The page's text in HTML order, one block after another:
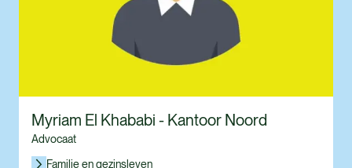
Myriam El Khababi - Kantoor Noord
Advocaat
Familie en gezinsleven